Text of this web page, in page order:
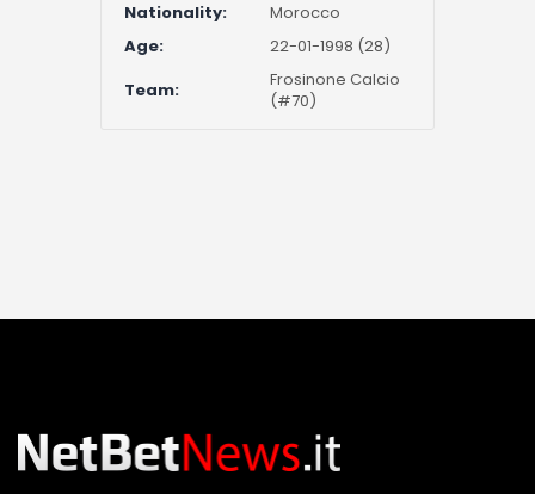
Nationality:
Morocco
Age:
22-01-1998 (28)
Team:
Frosinone Calcio
(#70)